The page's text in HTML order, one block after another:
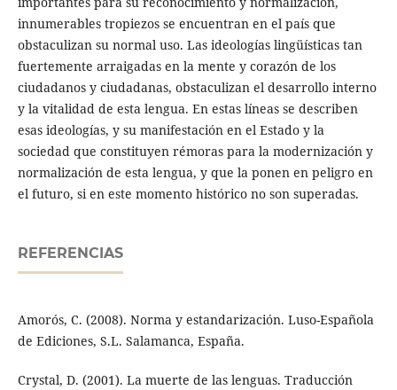
innumerables tropiezos se encuentran en el país que
obstaculizan su normal uso. Las ideologías lingüísticas tan
fuertemente arraigadas en la mente y corazón de los
ciudadanos y ciudadanas, obstaculizan el desarrollo interno
y la vitalidad de esta lengua. En estas líneas se describen
esas ideologías, y su manifestación en el Estado y la
sociedad que constituyen rémoras para la modernización y
normalización de esta lengua, y que la ponen en peligro en
el futuro, si en este momento histórico no son superadas.
REFERENCIAS
Amorós, C. (2008). Norma y estandarización. Luso-Española
de Ediciones, S.L. Salamanca, España.
Crystal, D. (2001). La muerte de las lenguas. Traducción